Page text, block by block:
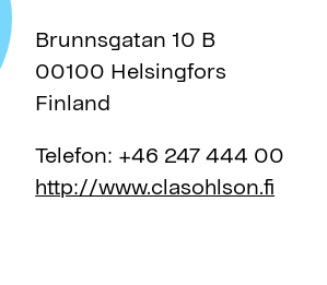
Brunnsgatan 10 B
00100 Helsingfors
Finland
Telefon: +46 247 444 00
http://www.clasohlson.fi